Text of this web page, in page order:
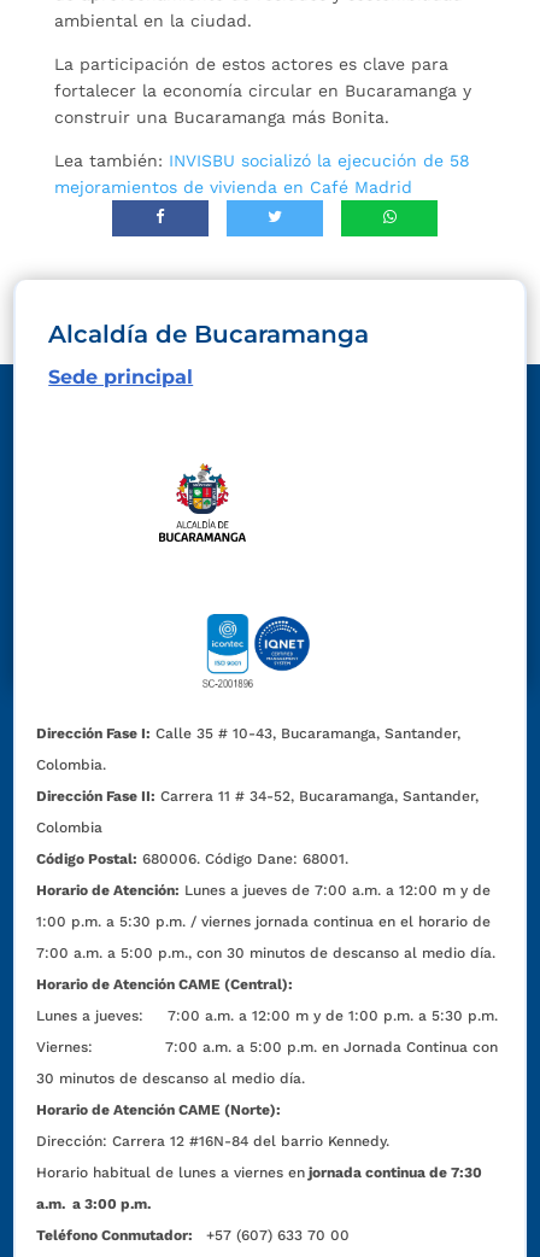
ambiental en la ciudad.
La participación de estos actores es clave para
fortalecer la economía circular en Bucaramanga y
construir una Bucaramanga más Bonita.
Lea también: INVISBU socializó la ejecución de 58
mejoramientos de vivienda en Café Madrid
Alcaldía de Bucaramanga
Sede principal
Dirección Fase I: Calle 35 # 10-43, Bucaramanga, Santander,
Colombia.
Dirección Fase II: Carrera 11 # 34-52, Bucaramanga, Santander,
Colombia
Código Postal: 680006. Código Dane: 68001.
Horario de Atención: Lunes a jueves de 7:00 a.m. a 12:00 m y de
1:00 p.m. a 5:30 p.m. / viernes jornada continua en el horario de
7:00 a.m. a 5:00 p.m., con 30 minutos de descanso al medio día.
Horario de Atención CAME (Central):
Lunes a jueves: 7:00 a.m. a 12:00 m y de 1:00 p.m. a 5:30 p.m.
Viernes: 7:00 a.m. a 5:00 p.m. en Jornada Continua con
30 minutos de descanso al medio día.
Horario de Atención CAME (Norte):
Dirección:Carrera 12 #16N-84 del barrio Kennedy.
Horario habitual de lunes a viernes en jornada continua de 7:30
a.m. a 3:00 p.m.
Teléfono Conmutador:
+57 (607) 633 70 00